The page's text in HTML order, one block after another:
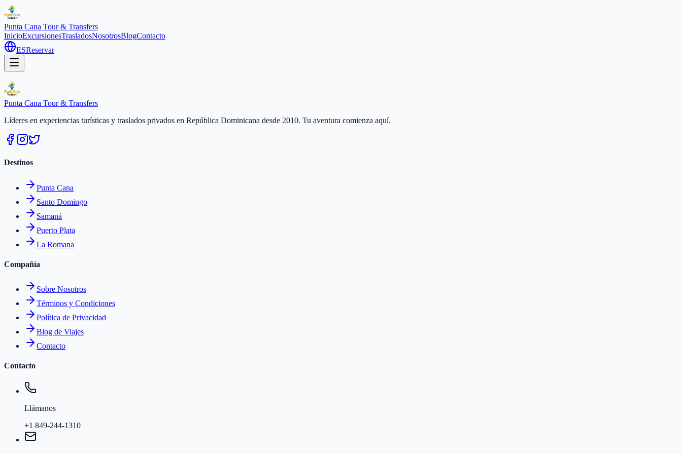
Punta Cana Tour & Transfers
InicioExcursionesTrasladosNosotrosBlogContacto
ESReservar
Punta Cana Tour & Transfers
Líderes en experiencias turísticas y traslados privados en República Dominicana desde 2010. Tu aventura comienza aquí.
Destinos
Punta Cana
Santo Domingo
Samaná
Puerto Plata
La Romana
Compañía
Sobre Nosotros
Términos y Condiciones
Política de Privacidad
Blog de Viajes
Contacto
Contacto
Llámanos
+1 849-244-1310